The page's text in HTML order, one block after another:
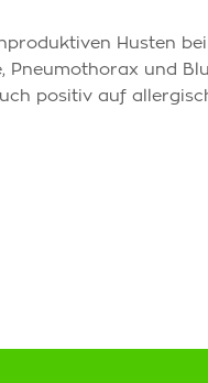
Husten
Pneumothorax und
positiv auf